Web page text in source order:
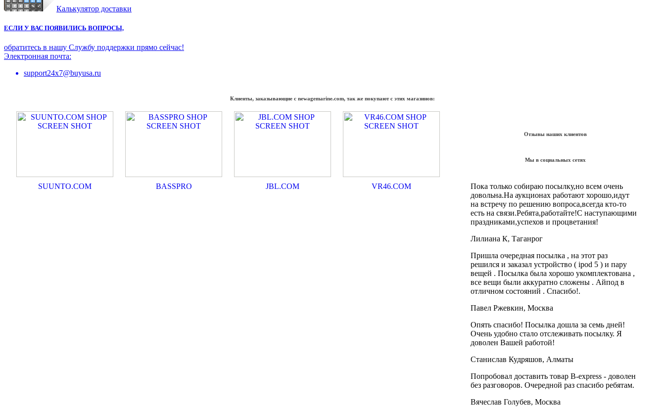
Калькулятор доставки
ЕСЛИ У ВАС ПОЯВИЛИСЬ ВОПРОСЫ,
обратитесь в нашу Службу поддержки прямо сейчас!
Электронная почта:
support24x7@buyusa.ru
Клиенты, заказывающие с newagemarine.com, так же покупают с этих магазинов:
SUUNTO.COM BASSPRO JBL.COM VR46.COM
Отзывы наших клиентов
Мы в социальных сетях
Пока только собираю посылку,но всем очень
довольна.На аукционах работают хорошо,идут
на встречу по решению вопроса,всегда кто-то
есть на связи.Ребята,работайте!С наступающими
праздниками,успехов и процветания!
Лилиана К, Таганрог
Пришла очередная посылка , на этот раз
решился и заказал устройство ( ipod 5 ) и пару
вещей . Посылка была хорошо укомплектована ,
все вещи были аккуратно сложены . Айпод в
отличном состояний . Спасибо!.
Павел Ржевкин, Москва
Опять спасибо! Посылка дошла за семь дней!
Очень удобно стало отслеживать посылку. Я
доволен Вашей работой!
Станислав Кудряшов, Алматы
Попробовал доставить товар B-express - доволен
без разговоров. Очередной раз спасибо ребятам.
Вячеслав Голубев, Москва